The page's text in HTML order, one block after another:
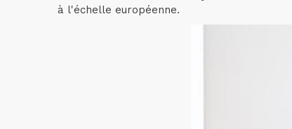
à l'échelle européenne.